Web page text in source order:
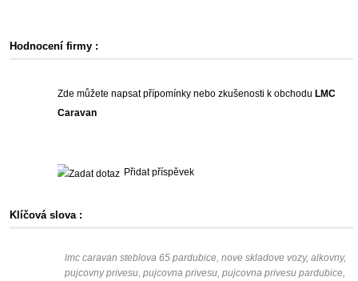
Hodnocení firmy :
Zde můžete napsat přípomínky nebo zkušenosti k obchodu LMC
Caravan
Přidat příspěvek
Klíčová slova :
lmc caravan steblova 65 pardubice, nove skladove vozy, alkovny,
pujcovny privesu, pujcovna privesu, pujcovna privesu pardubice,